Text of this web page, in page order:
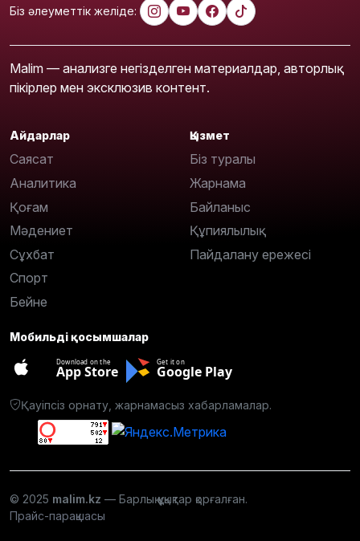
Біз әлеуметтік желіде:
Malim — анализге негізделген материалдар, авторлық
пікірлер мен эксклюзив контент.
Айдарлар
Саясат
Аналитика
Қоғам
Мәдениет
Сұхбат
Спорт
Бейне
Қызмет
Біз туралы
Жарнама
Байланыс
Құпиялылық
Пайдалану ережесі
Мобильді қосымшалар
Download on the
App Store
Get it on
Google Play
Қауіпсіз орнату, жарнамасыз хабарламалар.
© 2025 malim.kz — Барлық құқықтар қорғалған.
Прайс-парақшасы